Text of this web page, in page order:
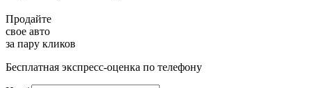
Продайте
свое авто
за пару кликов
Бесплатная экспресс-оценка по телефону